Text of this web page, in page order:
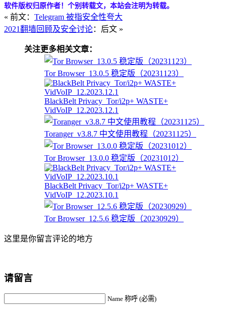
软件版权归原作者！个别转载文，本站会注明为转载。
« 前文： Telegram 被指安全性夸大
2021翻墙回顾及安全讨论：后文 »
关注更多相关文章：
Tor Browser_13.0.5 稳定版（20231123）
BlackBelt Privacy_Tor/i2p+ WASTE+
VidVoIP_12.2023.12.1
Toranger_v3.8.7 中文使用教程（20231125）
Tor Browser_13.0.0 稳定版（20231012）
BlackBelt Privacy_Tor/i2p+ WASTE+
VidVoIP_12.2023.10.1
Tor Browser_12.5.6 稳定版（20230929）
这里是你留言评论的地方
请留言
Name 称呼 (必需)